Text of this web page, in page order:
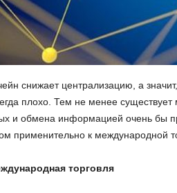
c
o
.
u
a
снижает централизацию, а
плохо. Тем не менее
и обмена информацией очень бы
применительно к международной
торговля